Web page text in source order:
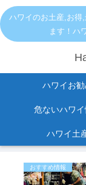
ハワイのお土産,お得
ます！ハ
ハワイお勧
危ないハワ
ハワイ土
おすすめ情報